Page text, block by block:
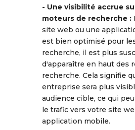
- Une visibilité accrue
moteurs de recherche :
site web ou une
est bien optimisé pour
recherche, il est plus
d'apparaître en haut des
recherche. Cela signifie
entreprise sera plus
audience cible, ce qui
le trafic vers votre site
application mobile.